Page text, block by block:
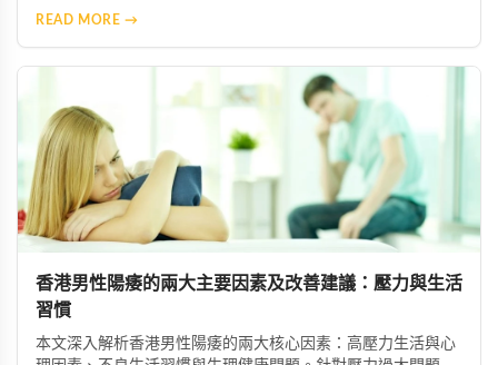
READ MORE →
香港男性陽痿的兩大主要因素及改善建議：壓力與生活
習慣
本文深入解析香港男性陽痿的兩大核心因素：高壓力生活與心